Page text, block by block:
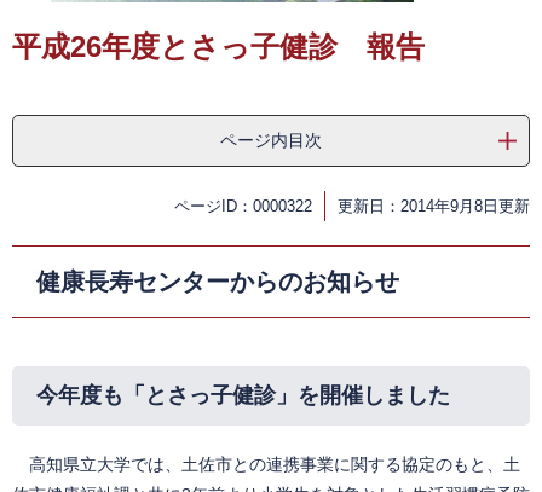
平成26年度とさっ子健診 報告
ページ内目次
ページID：0000322 更新日：2014年9月8日更新
健康長寿センターからのお知らせ
今年度も「とさっ子健診」を開催しました
高知県立大学では、土佐市との連携事業に関する協定のもと、土